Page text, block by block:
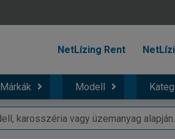
NetLízing Rent
Márkák Modell